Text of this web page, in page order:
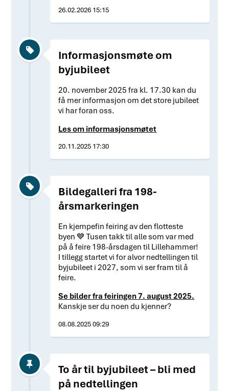
26.02.2026 15:15
Informasjonsmøte om
byjubileet
20. november 2025 fra kl. 17.30 kan du
få mer informasjon om det store jubileet
vi har foran oss.
Les om informasjonsmøtet
20.11.2025 17:30
Bildegalleri fra 198-
årsmarkeringen
En kjempefin feiring av den flotteste
byen 💙 Tusen takk til alle som var med
på å feire 198-årsdagen til Lillehammer!
I tillegg startet vi for alvor nedtellingen til
byjubileet i 2027, som vi ser fram til å
feire.
Se bilder fra feiringen 7. august 2025.
Kanskje ser du noen du kjenner?
08.08.2025 09:29
To år til byjubileet – bli med
på nedtellingen